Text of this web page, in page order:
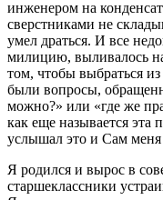
инженером на
сверстниками не
умел драться. И все
милицию, выливалось
том, чтобы выбраться из
были вопросы,
можно?» или «где же
как еще называется эта
услышал это и Сам
Я родился и вырос в
старшеклассники